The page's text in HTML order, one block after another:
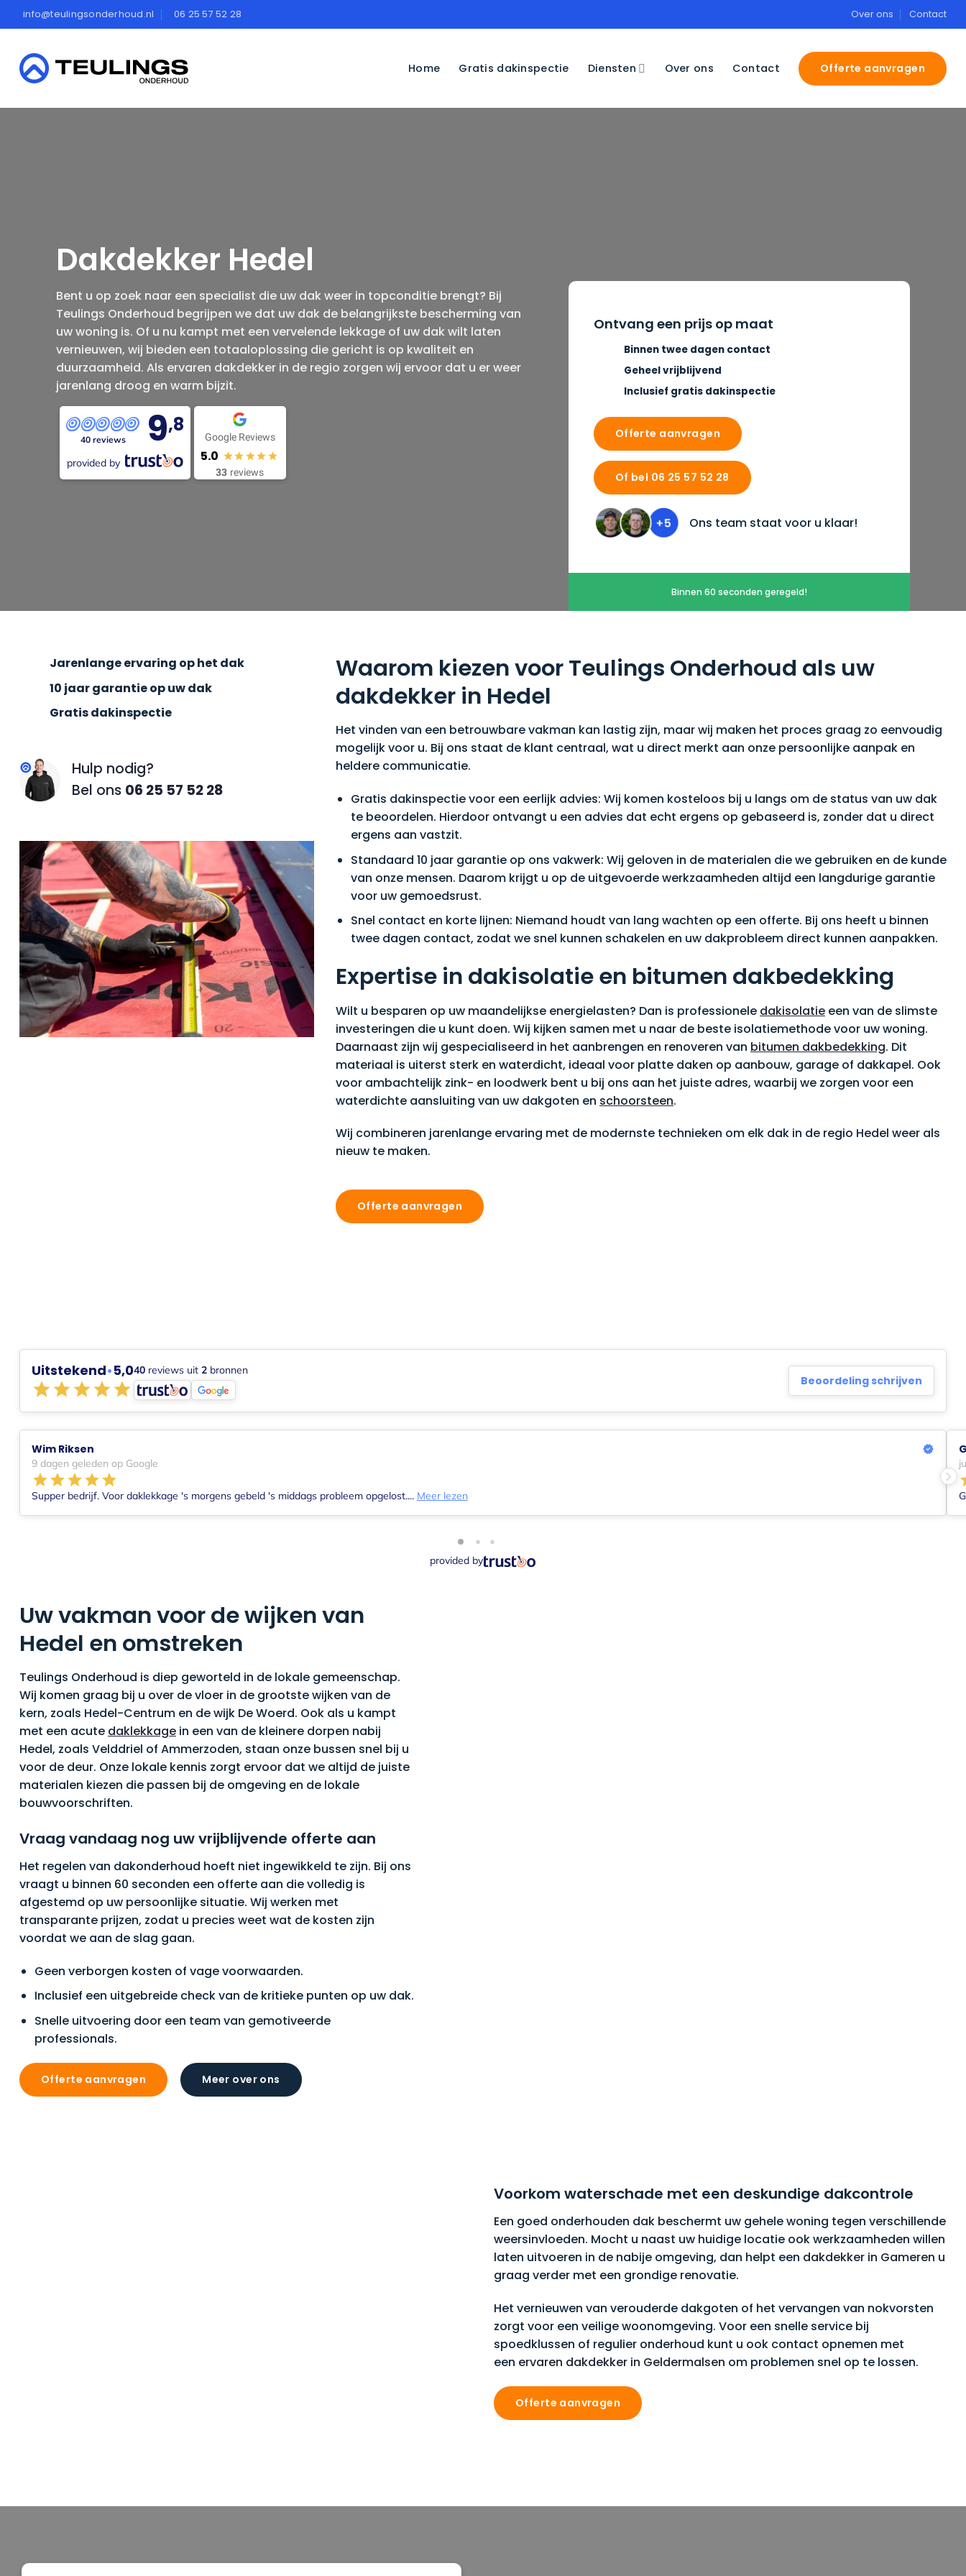
naar
info@teulingsonderhoud.nl 06 25 57 52 28 Over ons Contact
Home Gratis dakinspectie Diensten Over ons Contact Offerte aanvragen
Ontvang een prijs op maat
Binnen twee dagen contact
Geheel vrijblijvend
Inclusief gratis dakinspectie
Offerte aanvragen
Of bel 06 25 57 52 28
Ons team staat voor u klaar!
Binnen 60 seconden geregeld!
Dakdekker Hedel
Bent u op zoek naar een specialist die uw dak weer in topconditie brengt? Bij
Teulings Onderhoud begrijpen we dat uw dak de belangrijkste bescherming van
uw woning is. Of u nu kampt met een vervelende lekkage of uw dak wilt laten
vernieuwen, wij bieden een totaaloplossing die gericht is op kwaliteit en
duurzaamheid. Als ervaren dakdekker in de regio zorgen wij ervoor dat u er weer
jarenlang droog en warm bijzit.
40 reviews 9,8
provided by
Google Reviews
5.0
33 reviews
Jarenlange ervaring op het dak
10 jaar garantie op uw dak
Gratis dakinspectie
Hulp nodig?
Bel ons 06 25 57 52 28
Waarom kiezen voor Teulings Onderhoud als uw
dakdekker in Hedel
Het vinden van een betrouwbare vakman kan lastig zijn, maar wij maken het proces graag zo eenvoudig
mogelijk voor u. Bij ons staat de klant centraal, wat u direct merkt aan onze persoonlijke aanpak en
heldere communicatie.
Gratis dakinspectie voor een eerlijk advies: Wij komen kosteloos bij u langs om de status van uw dak
te beoordelen. Hierdoor ontvangt u een advies dat echt ergens op gebaseerd is, zonder dat u direct
ergens aan vastzit.
Standaard 10 jaar garantie op ons vakwerk: Wij geloven in de materialen die we gebruiken en de kunde
van onze mensen. Daarom krijgt u op de uitgevoerde werkzaamheden altijd een langdurige garantie
voor uw gemoedsrust.
Snel contact en korte lijnen: Niemand houdt van lang wachten op een offerte. Bij ons heeft u binnen
twee dagen contact, zodat we snel kunnen schakelen en uw dakprobleem direct kunnen aanpakken.
Expertise in dakisolatie en bitumen dakbedekking
Wilt u besparen op uw maandelijkse energielasten? Dan is professionele dakisolatie een van de slimste
investeringen die u kunt doen. Wij kijken samen met u naar de beste isolatiemethode voor uw woning.
Daarnaast zijn wij gespecialiseerd in het aanbrengen en renoveren van bitumen dakbedekking. Dit
materiaal is uiterst sterk en waterdicht, ideaal voor platte daken op aanbouw, garage of dakkapel. Ook
voor ambachtelijk zink- en loodwerk bent u bij ons aan het juiste adres, waarbij we zorgen voor een
waterdichte aansluiting van uw dakgoten en schoorsteen.
Wij combineren jarenlange ervaring met de modernste technieken om elk dak in de regio Hedel weer als
nieuw te maken.
Offerte aanvragen
Uitstekend•5,040 reviews uit 2 bronnen
Beoordeling schrijven
Wim Riksen
9 dagen geleden op Google
Supper bedrijf. Voor daklekkage 's morgens gebeld 's middags probleem opgelost.... Meer lezen
provided by
Uw vakman voor de wijken van
Hedel en omstreken
Teulings Onderhoud is diep geworteld in de lokale gemeenschap.
Wij komen graag bij u over de vloer in de grootste wijken van de
kern, zoals Hedel-Centrum en de wijk De Woerd. Ook als u kampt
met een acute daklekkage in een van de kleinere dorpen nabij
Hedel, zoals Velddriel of Ammerzoden, staan onze bussen snel bij u
voor de deur. Onze lokale kennis zorgt ervoor dat we altijd de juiste
materialen kiezen die passen bij de omgeving en de lokale
bouwvoorschriften.
Vraag vandaag nog uw vrijblijvende offerte aan
Het regelen van dakonderhoud hoeft niet ingewikkeld te zijn. Bij ons
vraagt u binnen 60 seconden een offerte aan die volledig is
afgestemd op uw persoonlijke situatie. Wij werken met
transparante prijzen, zodat u precies weet wat de kosten zijn
voordat we aan de slag gaan.
Geen verborgen kosten of vage voorwaarden.
Inclusief een uitgebreide check van de kritieke punten op uw dak.
Snelle uitvoering door een team van gemotiveerde
professionals.
Offerte aanvragen Meer over ons
Voorkom waterschade met een deskundige dakcontrole
Een goed onderhouden dak beschermt uw gehele woning tegen verschillende
weersinvloeden. Mocht u naast uw huidige locatie ook werkzaamheden willen
laten uitvoeren in de nabije omgeving, dan helpt een dakdekker in Gameren u
graag verder met een grondige renovatie.
Het vernieuwen van verouderde dakgoten of het vervangen van nokvorsten
zorgt voor een veilige woonomgeving. Voor een snelle service bij
spoedklussen of regulier onderhoud kunt u ook contact opnemen met
een ervaren dakdekker in Geldermalsen om problemen snel op te lossen.
Offerte aanvragen